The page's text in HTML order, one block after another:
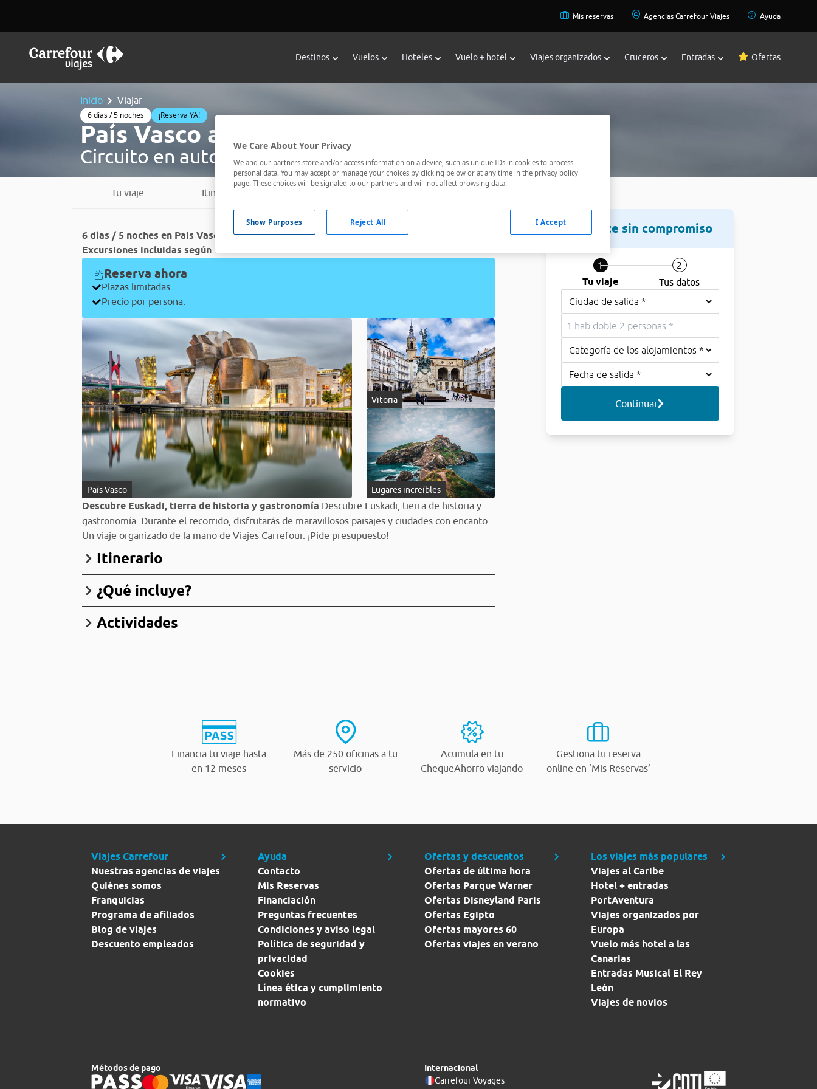
Mis reservas Agencias Carrefour Viajes Ayuda
Destinos Vuelos Hoteles Vuelo + hotel Viajes organizados Cruceros Entradas Ofertas
Inicio Viajar
6 días / 5 noches ¡Reserva YA!
País Vasco al completo
Circuito en autocar desde Madrid.
Tu viaje Itinerario
6 días / 5 noches en Pais Vasco Circuito en autocar desde Madrid. Agua y vino incluidos.
Excursiones incluidas según itinerario.
Reserva ahora
Plazas limitadas.
Precio por persona.
País Vasco
Vitoria
Lugares increíbles
Descubre Euskadi, tierra de historia y gastronomía Descubre Euskadi, tierra de historia y
gastronomía. Durante el recorrido, disfrutarás de maravillosos paisajes y ciudades con encanto.
Un viaje organizado de la mano de Viajes Carrefour. ¡Pide presupuesto!
Itinerario
¿Qué incluye?
Actividades
Infórmate sin compromiso
1
Tu viaje
2
Tus datos
Continuar
Financia tu viaje hasta
en 12 meses
Más de 250 oficinas a tu
servicio
Acumula en tu
ChequeAhorro viajando
Gestiona tu reserva
online en ‘Mis Reservas’
Viajes Carrefour
Nuestras agencias de viajes
Quiénes somos
Franquicias
Programa de afiliados
Blog de viajes
Descuento empleados
Ayuda
Contacto
Mis Reservas
Financiación
Preguntas frecuentes
Condiciones y aviso legal
Política de seguridad y
privacidad
Cookies
Línea ética y cumplimiento
normativo
Ofertas y descuentos
Ofertas de última hora
Ofertas Parque Warner
Ofertas Disneyland Paris
Ofertas Egipto
Ofertas mayores 60
Ofertas viajes en verano
Los viajes más populares
Viajes al Caribe
Hotel + entradas
PortAventura
Viajes organizados por
Europa
Vuelo más hotel a las
Canarias
Entradas Musical El Rey
León
Viajes de novios
Métodos de pago
Internacional
Carrefour Voyages
We Care About Your Privacy
We and our partners store and/or access information on a device, such as unique IDs in cookies to process
personal data. You may accept or manage your choices by clicking below or at any time in the privacy policy
page. These choices will be signaled to our partners and will not affect browsing data.
Show Purposes Reject All I Accept